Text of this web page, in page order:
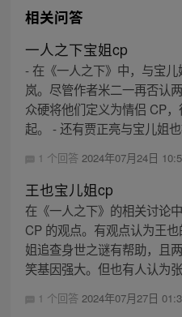
相关问答
一人之下宝姐cp
- 在《一人之下》中，与宝
岚。尽管作者米二一再否认
众硬将他们定义为情侣 CP
起。 - 还有贾正亮与宝儿姐
1 个回答 2024年07月24日
王也宝儿姐cp
在《一人之下》的相关讨论
CP 的观点。有观点认为王
姐追查身世之谜有帮助，且
笑基因强大。但也有人认为
1 个回答 2024年07月27日